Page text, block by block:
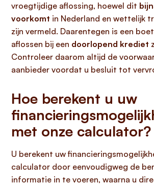
vroegtijdige aflossing, hoewel dit
voorkomt in Nederland en wettelijk
zijn vermeld. Daarentegen is een
aflossen bij een doorlopend krediet
Controleer daarom altijd de
aanbieder voordat u besluit tot
Hoe berekent u uw
met onze calculator?
U berekent uw
calculator door eenvoudigweg de
informatie in te voeren, waarna u